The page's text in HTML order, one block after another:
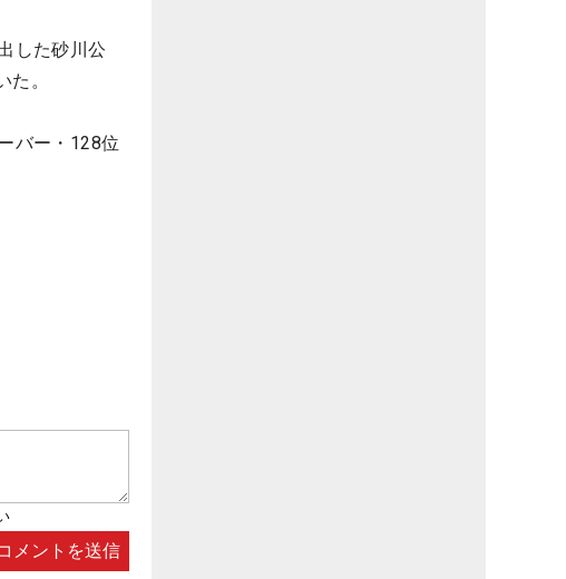
した砂川公
。
バー・128位